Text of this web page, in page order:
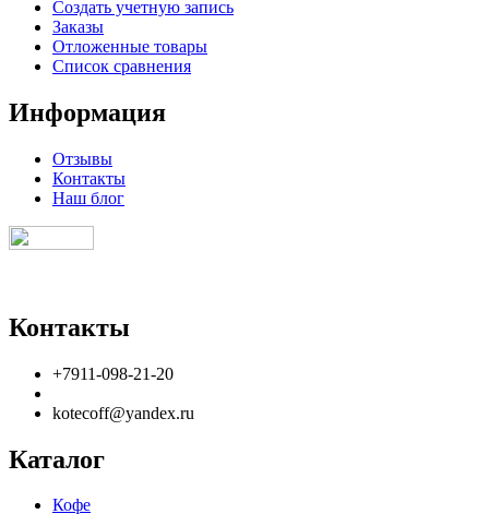
Создать учетную запись
Заказы
Отложенные товары
Список сравнения
Информация
Отзывы
Контакты
Наш блог
Контакты
+7911-098-21-20
kotecoff@yandex.ru
Каталог
Кофе